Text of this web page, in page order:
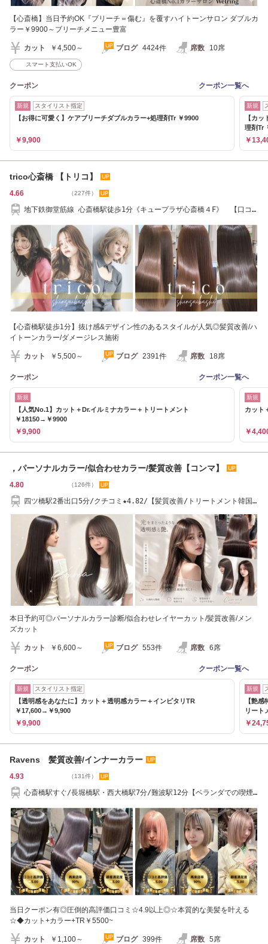
【心斎橋】当日予約OK『ブリーチ＝傷む』を覆すハイトーンサロン ダブルカ
ラー￥9900～ブリーチメニュー豊富
カット ￥4,500～ ブログ 4424件 席数 10席
スマート支払いOK
クーポン クーポン一覧へ
新規 スタイリスト指定
【お得に可愛く】ケアブリーチダブルカラー+処理剤Tr ￥9900
￥9,900
新規
【カ
理剤Tr
￥
trico心斎橋 【トリコ】
4.66 （227件）
地下鉄御堂筋線 心斎橋駅徒歩1分《キュープラザ心斎橋４F》 【口コ
【心斎橋駅徒歩1分】抜け感&デザイン性のあるスタイルが人気◎髪質改善/ハ
イトーンカラー/ダメージレス施術
カット ￥5,500～ ブログ 2391件 席数 18席
クーポン クーポン一覧へ
新規
【人気No.1】カット＋Dr.イルミナカラー＋トリートメント
￥18150→￥9900
￥9,900
新規
カット
￥
，パーソナルカラー/似合わせカラー/髪質改善【コンマ】
4.80 （126件）
四ツ橋駅2番出口5分/クチコミ★4.82/【髪質改善/トリートメント韓国
本日予約可◎パーソナルカラー診断/似合わせレイヤーカット/髪質改善/メン
ズカット
カット ￥6,600～ ブログ 553件 席数 6席
クーポン クーポン一覧へ
新規 スタイリスト指定
【透明感をあなたに】カット＋透明感カラー＋インピタリTR
￥17,600→￥9,900
￥9,900
新規
【艶
リート
￥
Ravens 髪質改善/インナーカラー
4.93 （131件）
心斎橋駅すぐ/長堀橋駅・西大橋駅7分/難波駅12分【ベランダでの喫煙
当日クーポン有◎圧倒的高評価口コミ☆4.9以上◎☆本質的な美髪を叶える
☆◆カット+カラー+TR￥5500~
カット ￥1,100～ ブログ 399件 席数 5席